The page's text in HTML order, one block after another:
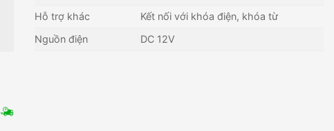
Hỗ trợ khác
Kết nối với khóa điện, khóa từ
Nguồn điện
DC 12V